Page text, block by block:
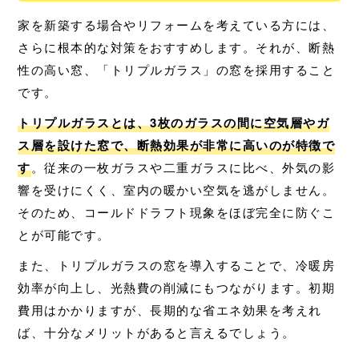
家を新築する場合やリフォームを考えている方には、
さらに根本的な対策をおすすめします。それが、断熱
性の高い窓、「トリプルガラス」の窓を採用すること
です。
トリプルガラスとは、3枚のガラスの間に空気層やガ
ス層を設けた窓で、断熱効果が非常に高いのが特徴で
す。従来の一枚ガラスや二重ガラスに比べ、外気の影
響を受けにくく、室内の暖かい空気を逃がしません。
そのため、コールドドラフト現象をほぼ完全に防ぐこ
とが可能です。
また、トリプルガラスの窓を導入することで、冷暖房
効率が向上し、光熱費の削減にもつながります。初期
費用はかかりますが、長期的な省エネ効果を考えれ
ば、十分なメリットがあると言えるでしょう。